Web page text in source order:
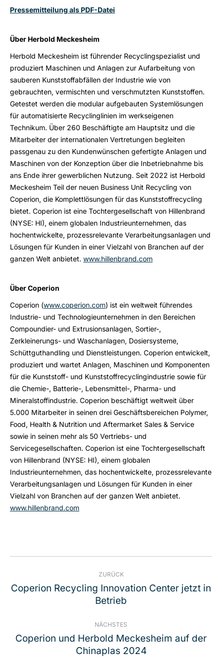
Pressemitteilung als PDF-Datei
Über Herbold Meckesheim
Herbold Meckesheim ist führender Recyclingspezialist und
produziert Maschinen und Anlagen zur Aufarbeitung von
sauberen Kunststoffabfällen der Industrie wie von
gebrauchten, vermischten und verschmutzten Kunststoffen.
Getestet werden die modular aufgebauten Systemlösungen
für automatisierte Recyclinglinien im werkseigenen
Technikum. Über 260 Beschäftigte am Hauptsitz und die
Mitarbeiter der internationalen Vertretungen begleiten
passgenau zu den Kundenwünschen gefertigte Anlagen und
Maschinen von der Konzeption über die Inbetriebnahme bis
ans Ende ihrer gewerblichen Nutzung. Seit 2022 ist Herbold
Meckesheim Teil der neuen Business Unit Recycling von
Coperion, die Komplettlösungen für das Kunststoffrecycling
bietet. Coperion ist eine Tochtergesellschaft von Hillenbrand
(NYSE: HI), einem globalen Industrieunternehmen, das
hochentwickelte, prozessrelevante Verarbeitungsanlagen und
Lösungen für Kunden in einer Vielzahl von Branchen auf der
ganzen Welt anbietet. www.hillenbrand.com
Über Coperion
Coperion (www.coperion.com) ist ein weltweit führendes
Industrie- und Technologieunternehmen in den Bereichen
Compoundier- und Extrusionsanlagen, Sortier-,
Zerkleinerungs- und Waschanlagen, Dosiersysteme,
Schüttguthandling und Dienstleistungen. Coperion entwickelt,
produziert und wartet Anlagen, Maschinen und Komponenten
für die Kunststoff- und Kunststoffrecyclingindustrie sowie für
die Chemie-, Batterie-, Lebensmittel-, Pharma- und
Mineralstoffindustrie. Coperion beschäftigt weltweit über
5.000 Mitarbeiter in seinen drei Geschäftsbereichen Polymer,
Food, Health & Nutrition und Aftermarket Sales & Service
sowie in seinen mehr als 50 Vertriebs- und
Servicegesellschaften. Coperion ist eine Tochtergesellschaft
von Hillenbrand (NYSE: HI), einem globalen
Industrieunternehmen, das hochentwickelte, prozessrelevante
Verarbeitungsanlagen und Lösungen für Kunden in einer
Vielzahl von Branchen auf der ganzen Welt anbietet.
www.hillenbrand.com
ZURÜCK
Vorheriger
Beitrag:
Coperion Recycling Innovation Center jetzt in
Betrieb
NÄCHSTES
Nächster
Beitrag:
Coperion und Herbold Meckesheim auf der
Chinaplas 2024